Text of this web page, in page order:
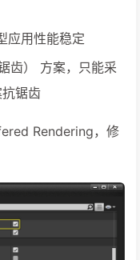
应用性能稳定
齿） 方案，只能采
锯齿
Rendering，修